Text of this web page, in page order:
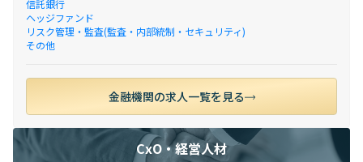
信託銀行
ヘッジファンド
リスク管理・監査(監査・内部統制・セキュリティ)
その他
金融機関の求人一覧を見る
CxO・経営人材